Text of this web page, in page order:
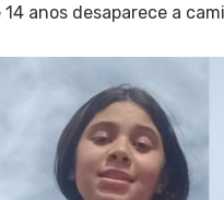
anos desaparece a